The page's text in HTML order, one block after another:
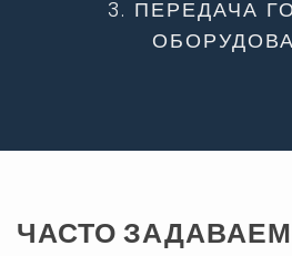
3. ПЕРЕДАЧА
ЧАСТО